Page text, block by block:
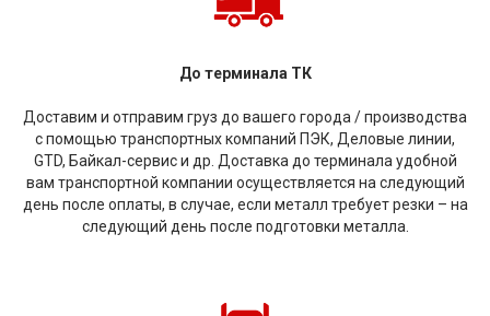
До терминала ТК
Доставим и отправим груз до вашего города / производства
с помощью транспортных компаний ПЭК, Деловые линии,
GTD, Байкал-сервис и др. Доставка до терминала удобной
вам транспортной компании осуществляется на следующий
день после оплаты, в случае, если металл требует резки – на
следующий день после подготовки металла.